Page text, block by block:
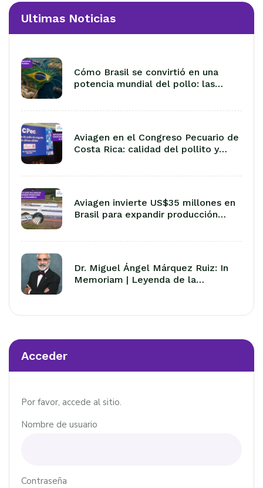
Ultimas Noticias
Cómo Brasil se convirtió en una
potencia mundial del pollo: las
Aviagen en el Congreso Pecuario de
Costa Rica: calidad del pollito y
Aviagen invierte US$35 millones en
Brasil para expandir producción
Dr. Miguel Ángel Márquez Ruiz: In
Memoriam | Leyenda de la
Acceder
Por favor, accede al sitio.
Nombre de usuario
Contraseña